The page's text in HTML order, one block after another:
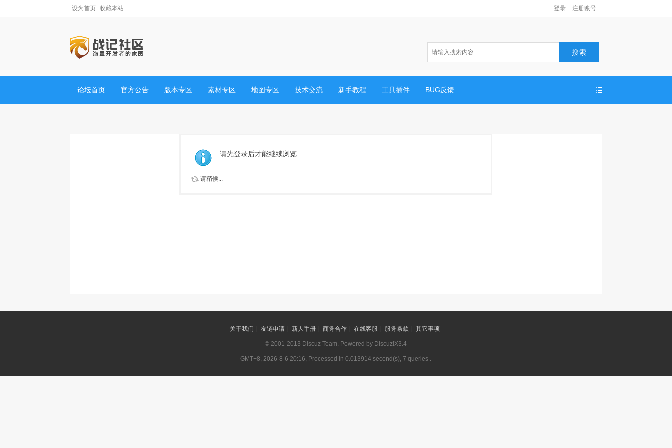
设为首页 收藏本站 注册账号
登录
搜索
论坛首页 官方公告 版本专区 素材专区 地图专区 技术交流 新手教程 工具插件 BUG反馈
请先登录后才能继续浏览
请稍候...
关于我们 | 友链申请 | 新人手册 | 商务合作 | 在线客服 | 服务条款 | 其它事项
© 2001-2013 Discuz Team. Powered by Discuz!X3.4
GMT+8, 2026-8-6 20:16, Processed in 0.013914 second(s), 7 queries .